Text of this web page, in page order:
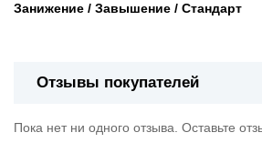
Занижение / Завышение / Стандарт
Отзывы покупателей
Пока нет ни одного отзыва. Оставьте